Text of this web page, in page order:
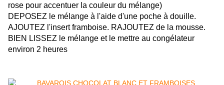
rose pour accentuer la couleur du mélange)
DEPOSEZ le mélange à l'aide d'une poche à douille.
AJOUTEZ l'insert framboise. RAJOUTEZ de la mousse.
BIEN LISSEZ le mélange et le mettre au congélateur
environ 2 heures